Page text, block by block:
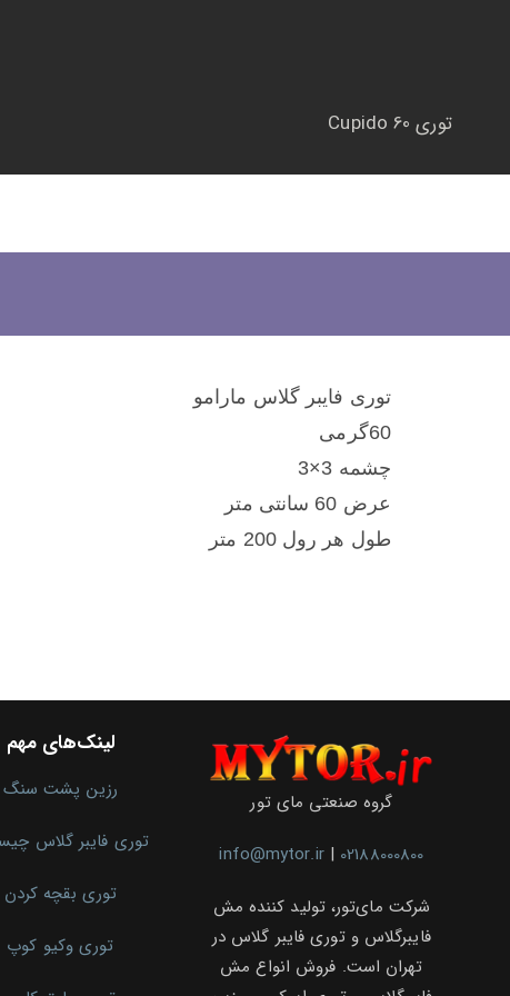
توری Cupido 60
توری فایبر گلاس مارامو
60گرمی
چشمه 3×3
عرض 60 سانتی متر
طول هر رول 200 متر
گروه صنعتی مای تور
info@mytor.ir| 02188000800
شرکت مای‌تور، تولید کننده مش
فایبرگلاس و توری فایبر گلاس در
تهران است. فروش انواع مش
لینک‌های مهم
رزین پشت سنگ
توری فایبر گلاس
توری بقچه کردن
توری وکیو کوپ